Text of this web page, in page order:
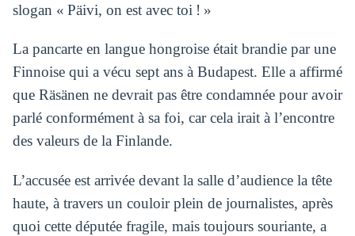
slogan « Päivi, on est avec toi ! »
La pancarte en langue hongroise était brandie par une
Finnoise qui a vécu sept ans à Budapest. Elle a affirmé
que Räsänen ne devrait pas être condamnée pour avoir
parlé conformément à sa foi, car cela irait à l’encontre
des valeurs de la Finlande.
L’accusée est arrivée devant la salle d’audience la tête
haute, à travers un couloir plein de journalistes, après
quoi cette députée fragile, mais toujours souriante, a